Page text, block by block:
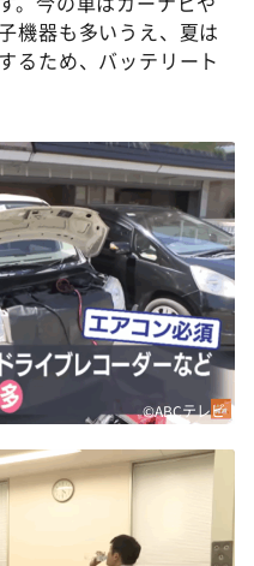
機器も多いうえ、夏は
るため、バッテリート
©ABCテレビ